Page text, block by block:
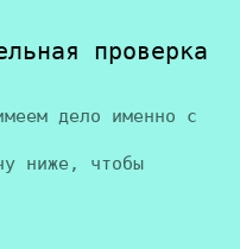
проверка
дело именно с
ниже, чтобы